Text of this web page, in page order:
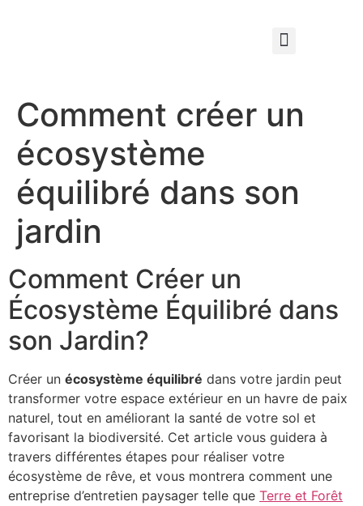
Comment créer un
écosystème
équilibré dans son
jardin
Comment Créer un
Écosystème Équilibré dans
son Jardin?
Créer un écosystème équilibré dans votre jardin peut
transformer votre espace extérieur en un havre de paix
naturel, tout en améliorant la santé de votre sol et
favorisant la biodiversité. Cet article vous guidera à
travers différentes étapes pour réaliser votre
écosystème de rêve, et vous montrera comment une
entreprise d’entretien paysager telle que Terre et Forêt